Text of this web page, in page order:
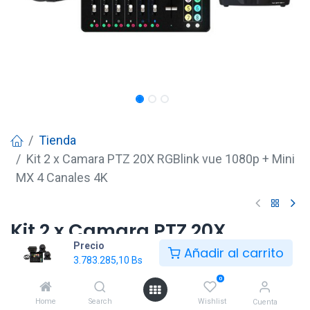
Precio
3.783.285,10 Bs Añadir al carrito
Home Search
0
Wishlist Cuenta
Tienda
Kit 2 x Camara PTZ 20X RGBlink vue 1080p + Mini
MX 4 Canales 4K
Kit 2 x Camara PTZ 20X
RGBlink vue 1080p + Mini MX 4
Canales 4K